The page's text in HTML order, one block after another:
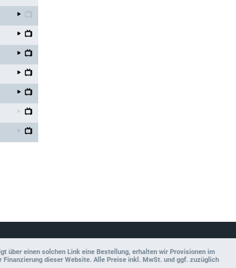
über einen solchen Link eine Bestellung, erhalten wir Provisionen im
dieser Website. Alle Preise inkl. MwSt. und ggf. zuzüglich